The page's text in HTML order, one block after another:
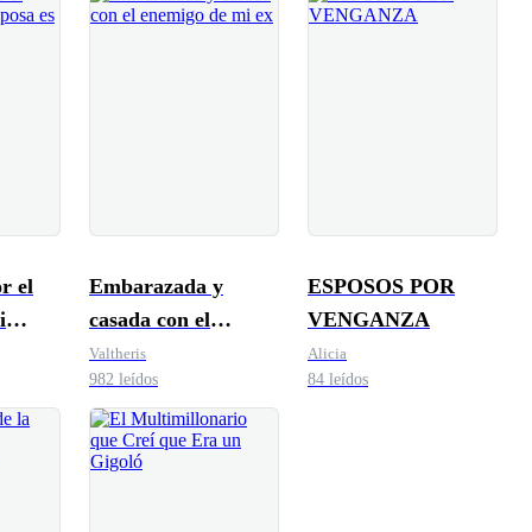
el
Embarazada y
casada con el
enemigo de mi ex
Valtheris
982 leídos
ESPOSOS POR
VENGANZA
Alicia
84 leídos